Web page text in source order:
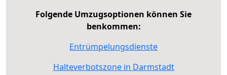
Folgende Umzugsoptionen können Sie
benkommen:
Entrümpelungsdienste
Halteverbotszone in Darmstadt